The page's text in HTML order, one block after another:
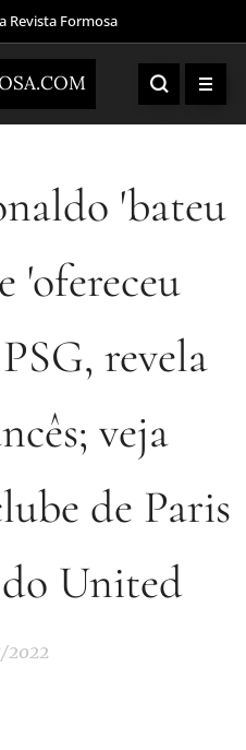
Revista Formosa
'bateu
'ofereceu
revela
veja
de Paris
United
2022